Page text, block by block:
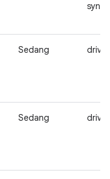
Sedang
Sedang